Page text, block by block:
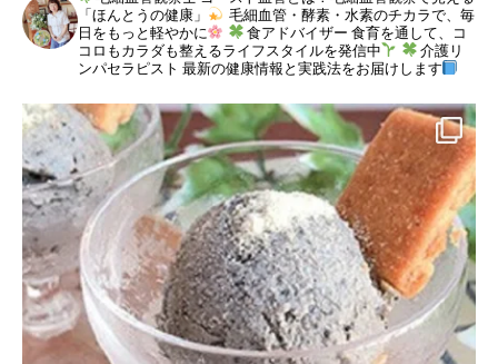
「ほんとうの健康」
毛細血管・酵素・水素のチカラで、毎
日をもっと軽やかに
食アドバイザー 食育を通して、コ
コロもカラダも整えるライフスタイルを発信中
介護リ
ンパセラピスト 最新の健康情報と実践法をお届けします